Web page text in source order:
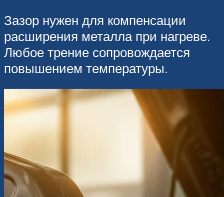
Зазор нужен для компенсации
расширения металла при нагреве.
Любое трение сопровождается
повышением температуры.